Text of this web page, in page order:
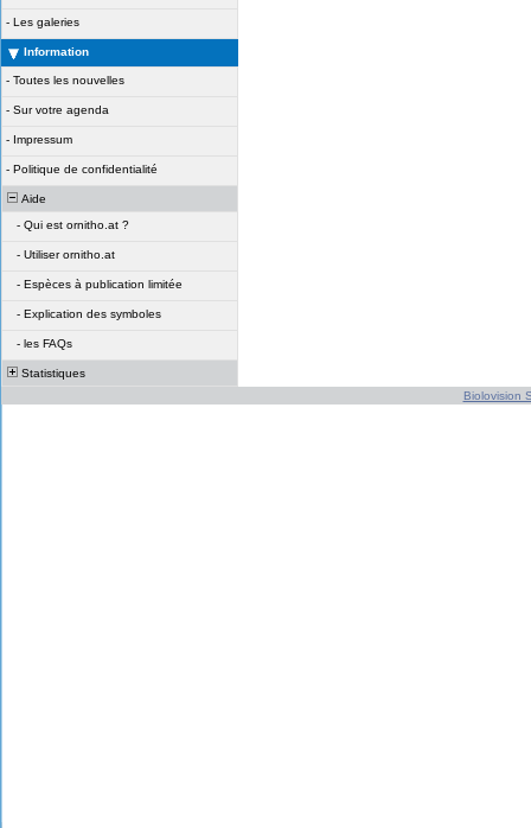
- Les galeries
Information
- Toutes les nouvelles
- Sur votre agenda
- Impressum
- Politique de confidentialité
Aide
- Qui est ornitho.at ?
- Utiliser ornitho.at
- Espèces à publication limitée
- Explication des symboles
- les FAQs
Statistiques
Biolovision